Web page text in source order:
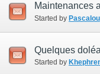
Maintenances
Started by Pascalou
Quelques
Started by